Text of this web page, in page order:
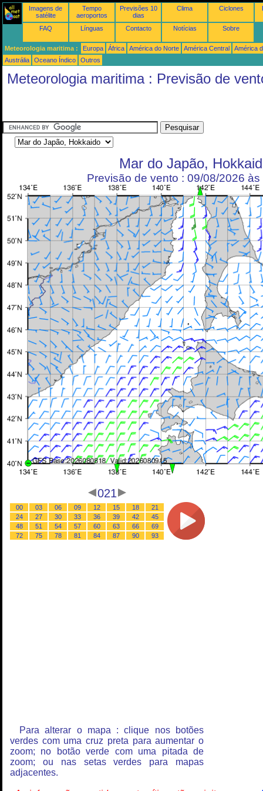
Imagens de
satélite
Tempo
aeroportos
Previsões 10
dias
Clima Ciclones
FAQ Línguas Contacto Notícias Sobre
Meteorologia maritima : Europa África América do Norte América Central
América
Austrália
Oceano Índico Outros
Meteorologia maritima : Previsão de
Mar do Japão,
Previsão de vento : 09/08/2026 às
021
00 03 06 09 12 15 18
21
24
27 30 33 36 39 42
45
48
51 54 57 60 63 66
69
72
75 78 81 84 87 90 93
Para alterar o mapa : clique nos botões
verdes com uma cruz preta para aumentar o
zoom; no botão verde com uma pitada de
zoom; ou nas setas verdes para mapas
adjacentes.